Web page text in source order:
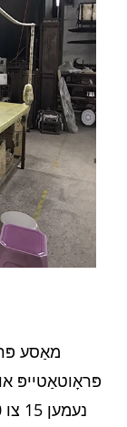
מאַסע
פּראָוטאַטייפּ